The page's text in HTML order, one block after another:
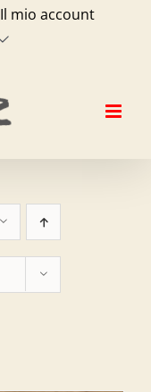
Il mio account